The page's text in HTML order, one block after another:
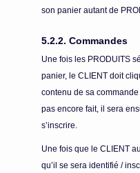
son panier autant de
5.2.2. Commandes
Une fois les PRODUITS
panier, le CLIENT doit
contenu de sa
pas encore fait, il sera
s’inscrire.
Une fois que le CLIENT
qu’il se sera identifié /